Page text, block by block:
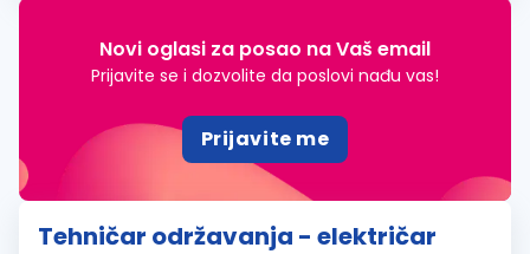
Novi oglasi za posao na Vaš email
Prijavite se i dozvolite da poslovi nađu vas!
Prijavite me
Tehničar održavanja - električar